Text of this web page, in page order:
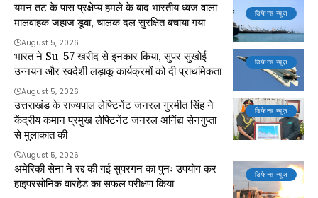
डिफेन्स न्यूज़
यमन तट के पास प्रक्षेप्य हमले के बाद भारतीय ध्वज वाला
मालवाहक जहाज डूबा, चालक दल सुरक्षित बचाया गया
August 5, 2026
डिफेन्स न्यूज़
भारत ने Su-57 खरीद से इनकार किया, सुपर सुखोई
उन्नयन और स्वदेशी लड़ाकू कार्यक्रमों को दी प्राथमिकता
August 5, 2026
डिफेन्स न्यूज़
उत्तराखंड के राज्यपाल लेफ्टिनेंट जनरल गुरमीत सिंह ने
केंद्रीय कमान प्रमुख लेफ्टिनेंट जनरल अनिंद्य सेनगुप्ता
से मुलाकात की
August 5, 2026
डिफेन्स न्यूज़
अमेरिकी सेना ने रद्द की गई सुपरगन का पुनः उपयोग कर
हाइपरसोनिक वारहेड का सफल परीक्षण किया